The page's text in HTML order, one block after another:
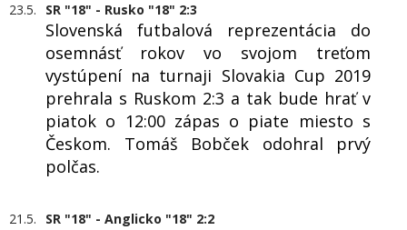
23.5. SR "18" - Rusko "18" 2:3
Slovenská futbalová reprezentácia do
osemnásť rokov vo svojom treťom
vystúpení na turnaji Slovakia Cup 2019
prehrala s Ruskom 2:3 a tak bude hrať v
piatok o 12:00 zápas o piate miesto s
Českom. Tomáš Bobček odohral prvý
polčas.
21.5. SR "18" - Anglicko "18" 2:2